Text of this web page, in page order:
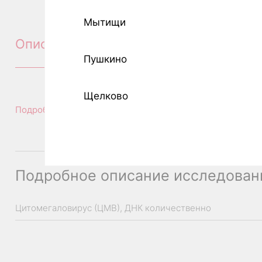
Мытищи
Пушкино
Щелково
Описание
Подробное описание исследования
Подробное описание
Цитомегаловирус (ЦМВ), ДНК количественно